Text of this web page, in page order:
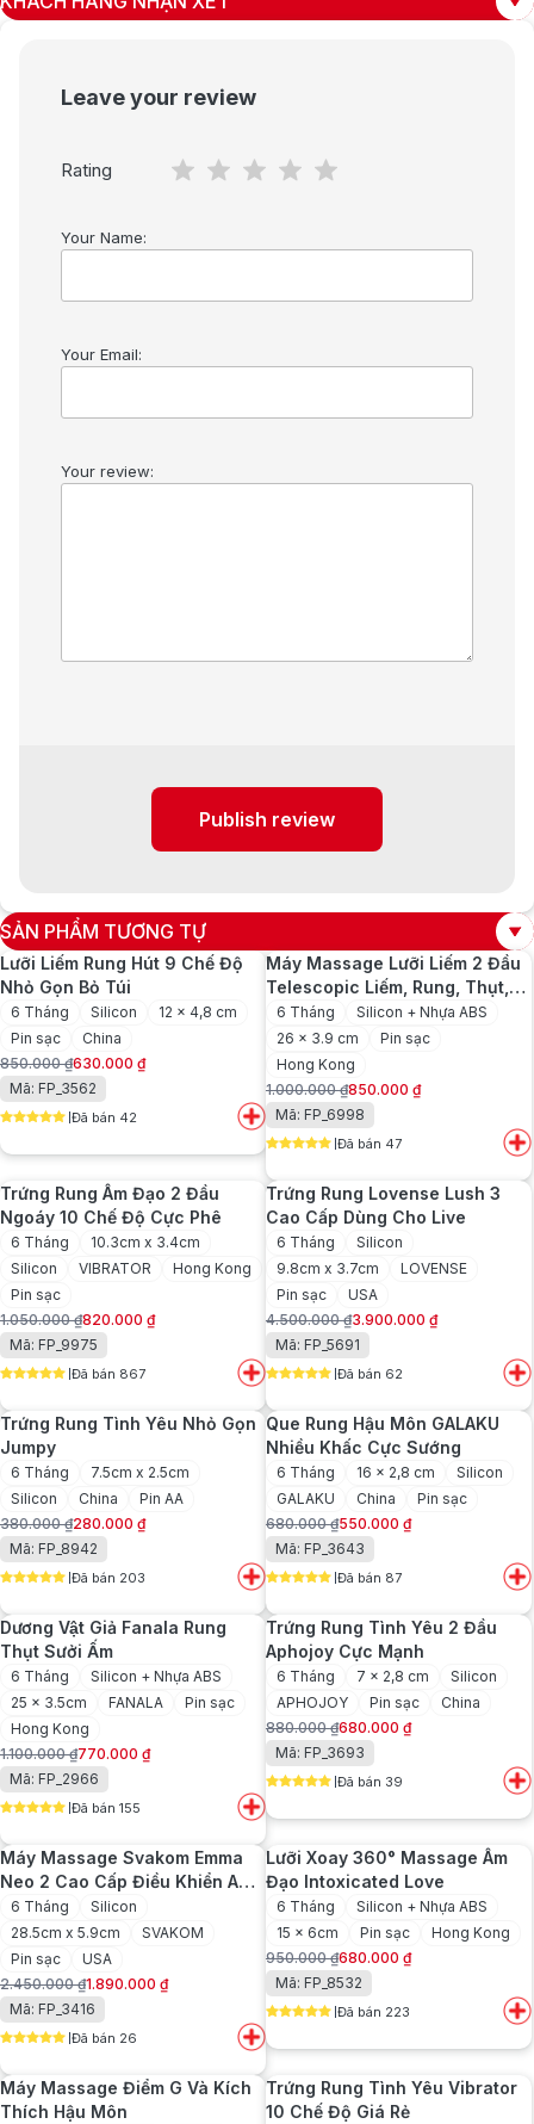
Leave your review
Rating
Your Name:
Your Email:
Your review:
Publish review
SẢN PHẨM TƯƠNG TỰ
Lưỡi Liếm Rung Hút 9 Chế Độ
Nhỏ Gọn Bỏ Túi
6 Tháng Silicon
12 x 4,8 cm
Pin sạc
China
850.000₫
Giá
gốc
là:
850.000 ₫.
630.000 ₫
Giá
hiện
tại
là:
Mã: FP_3562
Đã bán 42
Máy Massage Lưỡi Liếm 2 Đầu
Telescopic Liếm, Rung, Thụt,
Tỏa Nhiệt Pin Sạc
6 Tháng
Silicon + Nhựa ABS
26 x 3.9 cm
Pin sạc
Hong Kong
1.000.000₫
Giá
gốc
là:
1.000.000 ₫.
850.000 ₫
Giá
hiện
tại
là:
850.000 ₫.
Mã: FP_6998
Đã bán 47
Trứng Rung Âm Đạo 2 Đầu
Ngoáy 10 Chế Độ Cực Phê
6 Tháng
10.3cm x 3.4cm
Silicon
VIBRATOR
Hong Kong
Pin sạc
1.050.000₫
Giá
gốc
là:
1.050.000 ₫.
820.000 ₫
Giá
hiện
tại
là:
820.000 ₫.
Mã: FP_9975
Đã bán 867
Trứng Rung Lovense Lush 3
Cao Cấp Dùng Cho Live
6 Tháng
Silicon
9.8cm x 3.7cm
LOVENSE
Pin sạc
USA
4.500.000₫
Giá
gốc
là:
4.500.000 ₫.
3.900.000 ₫
Giá
hiện
tại
là:
3.900.000 ₫.
Mã: FP_5691
Đã bán 62
Trứng Rung Tình Yêu Nhỏ Gọn
Jumpy
6 Tháng
7.5cm x 2.5cm
Silicon
China
Pin AA
380.000₫
Giá
gốc
là:
380.000 ₫.
280.000 ₫
Giá
hiện
tại
là:
280.000 ₫.
Mã: FP_8942
Đã bán 203
Que Rung Hậu Môn GALAKU
Nhiều Khấc Cực Sướng
6 Tháng 16 x 2,8 cm
Silicon
GALAKU
China
Pin sạc
680.000₫
Giá
gốc
là:
680.000 ₫.
550.000 ₫
Giá
hiện
tại
là:
550.000 ₫.
Mã: FP_3643
Đã bán 87
Dương Vật Giả Fanala Rung
Thụt Sưởi Ấm
6 Tháng
Silicon + Nhựa ABS
25 x 3.5cm
FANALA
Pin sạc
Hong Kong
1.100.000₫
Giá
gốc
là:
1.100.000 ₫.
770.000 ₫
Giá
hiện
tại
là:
770.000 ₫.
Mã: FP_2966
Đã bán 155
Trứng Rung Tình Yêu 2 Đầu
Aphojoy Cực Mạnh
6 Tháng 7 x 2,8 cm
Silicon
APHOJOY
Pin sạc
China
880.000₫
Giá
gốc
là:
880.000 ₫.
680.000 ₫
Giá
hiện
tại
là:
680.000 ₫.
Mã: FP_3693
Đã bán 39
Máy Massage Svakom Emma
Neo 2 Cao Cấp Điều Khiển App
Nhập Khẩu USA
6 Tháng
Silicon
28.5cm x 5.9cm
SVAKOM
Pin sạc
USA
2.450.000₫
Giá
gốc
là:
2.450.000 ₫.
1.890.000 ₫
Giá
hiện
tại
là:
1.890.000 ₫.
Mã: FP_3416
Đã bán 26
Lưỡi Xoay 360° Massage Âm
Đạo Intoxicated Love
6 Tháng
Silicon + Nhựa ABS
15 x 6cm
Pin sạc
Hong Kong
950.000₫
Giá
gốc
là:
950.000 ₫.
680.000 ₫
Giá
hiện
tại
là:
680.000 ₫.
Mã: FP_8532
Đã bán 223
Máy Massage Điểm G Và Kích
Thích Hậu Môn
Trứng Rung Tình Yêu Vibrator
10 Chế Độ Giá Rẻ